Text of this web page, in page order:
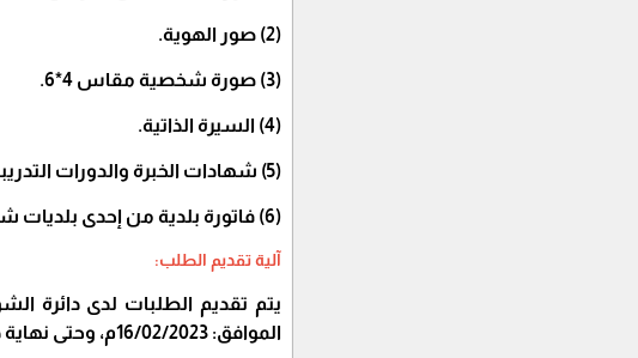
(2) صور الهوية.
(3) صورة شخصية مقاس 4*6.
(4) السيرة الذاتية.
(5) شهادات الخبرة والدورات التدريبية ذات العلاقة.
(6) فاتورة بلدية من إحدى بلديات شمال غزة أو بلدية غزة للإثبات مكان السكن.
آلية تقديم الطلب:
يتم تقديم الطلبات لدى دائرة
الموافق: 16/02/2023م، وحتى نهاية دوام يوم الأربعاء: 01/03/2023م الموافق.